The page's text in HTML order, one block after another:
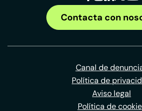
Contacta con
Canal de
Política de
Aviso legal
Política de